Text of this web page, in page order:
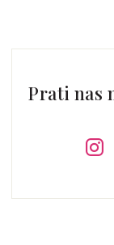
Prati nas